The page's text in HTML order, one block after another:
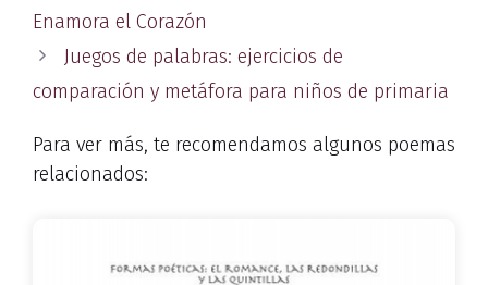
Enamora el Corazón
Juegos de palabras: ejercicios de
comparación y metáfora para niños de primaria
Para ver más, te recomendamos algunos poemas
relacionados: